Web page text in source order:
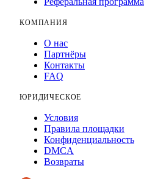
КОМПАНИЯ
О нас
Партнёры
Контакты
FAQ
ЮРИДИЧЕСКОЕ
Условия
Правила площадки
Конфиденциальность
DMCA
Возвраты